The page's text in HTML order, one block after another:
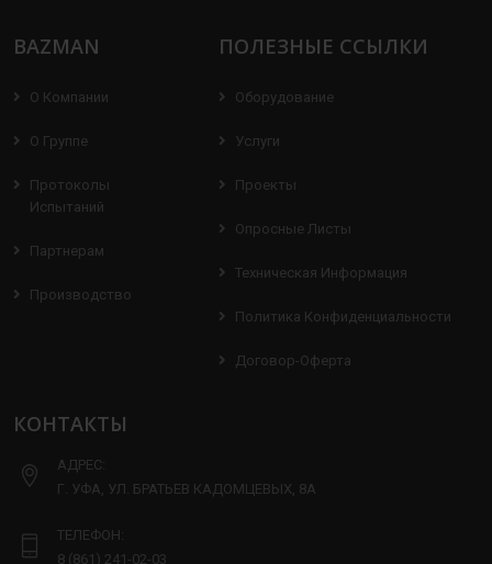
BAZMAN
О Компании
О Группе
Протоколы
Испытаний
Партнерам
Производство
ПОЛЕЗНЫЕ ССЫЛКИ
Оборудование
Услуги
Проекты
Опросные Листы
Техническая Информация
Политика Конфиденциальности
Договор-Оферта
КОНТАКТЫ
АДРЕС:
Г. УФА, УЛ. БРАТЬЕВ КАДОМЦЕВЫХ, 8А
ТЕЛЕФОН:
8 (861) 241-02-03